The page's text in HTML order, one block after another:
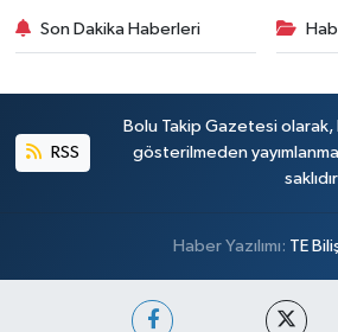
Son Dakika Haberleri
RSS
Bolu Takip Gazetesi
gösterilmeden
Haber Yazılımı: TE